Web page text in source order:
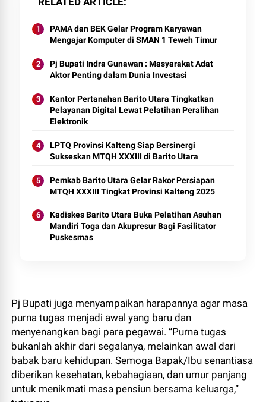
PAMA dan BEK Gelar Program Karyawan
Mengajar Komputer di SMAN 1 Teweh Timur
Pj Bupati Indra Gunawan : Masyarakat Adat
Aktor Penting dalam Dunia Investasi
Kantor Pertanahan Barito Utara Tingkatkan
Pelayanan Digital Lewat Pelatihan Peralihan
Elektronik
LPTQ Provinsi Kalteng Siap Bersinergi
Sukseskan MTQH XXXIII di Barito Utara
Pemkab Barito Utara Gelar Rakor Persiapan
MTQH XXXIII Tingkat Provinsi Kalteng 2025
Kadiskes Barito Utara Buka Pelatihan Asuhan
Mandiri Toga dan Akupresur Bagi Fasilitator
Puskesmas
Pj Bupati juga menyampaikan harapannya agar masa
purna tugas menjadi awal yang baru dan
menyenangkan bagi para pegawai. “Purna tugas
bukanlah akhir dari segalanya, melainkan awal dari
babak baru kehidupan. Semoga Bapak/Ibu senantiasa
diberikan kesehatan, kebahagiaan, dan umur panjang
untuk menikmati masa pensiun bersama keluarga,”